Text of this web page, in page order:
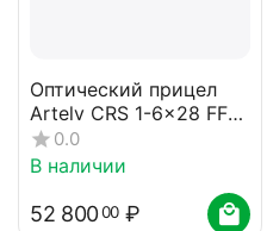
Оптический прицел
Artelv CRS 1-6x28 FFP
34мм
0.0
В наличии
52 80000 ₽